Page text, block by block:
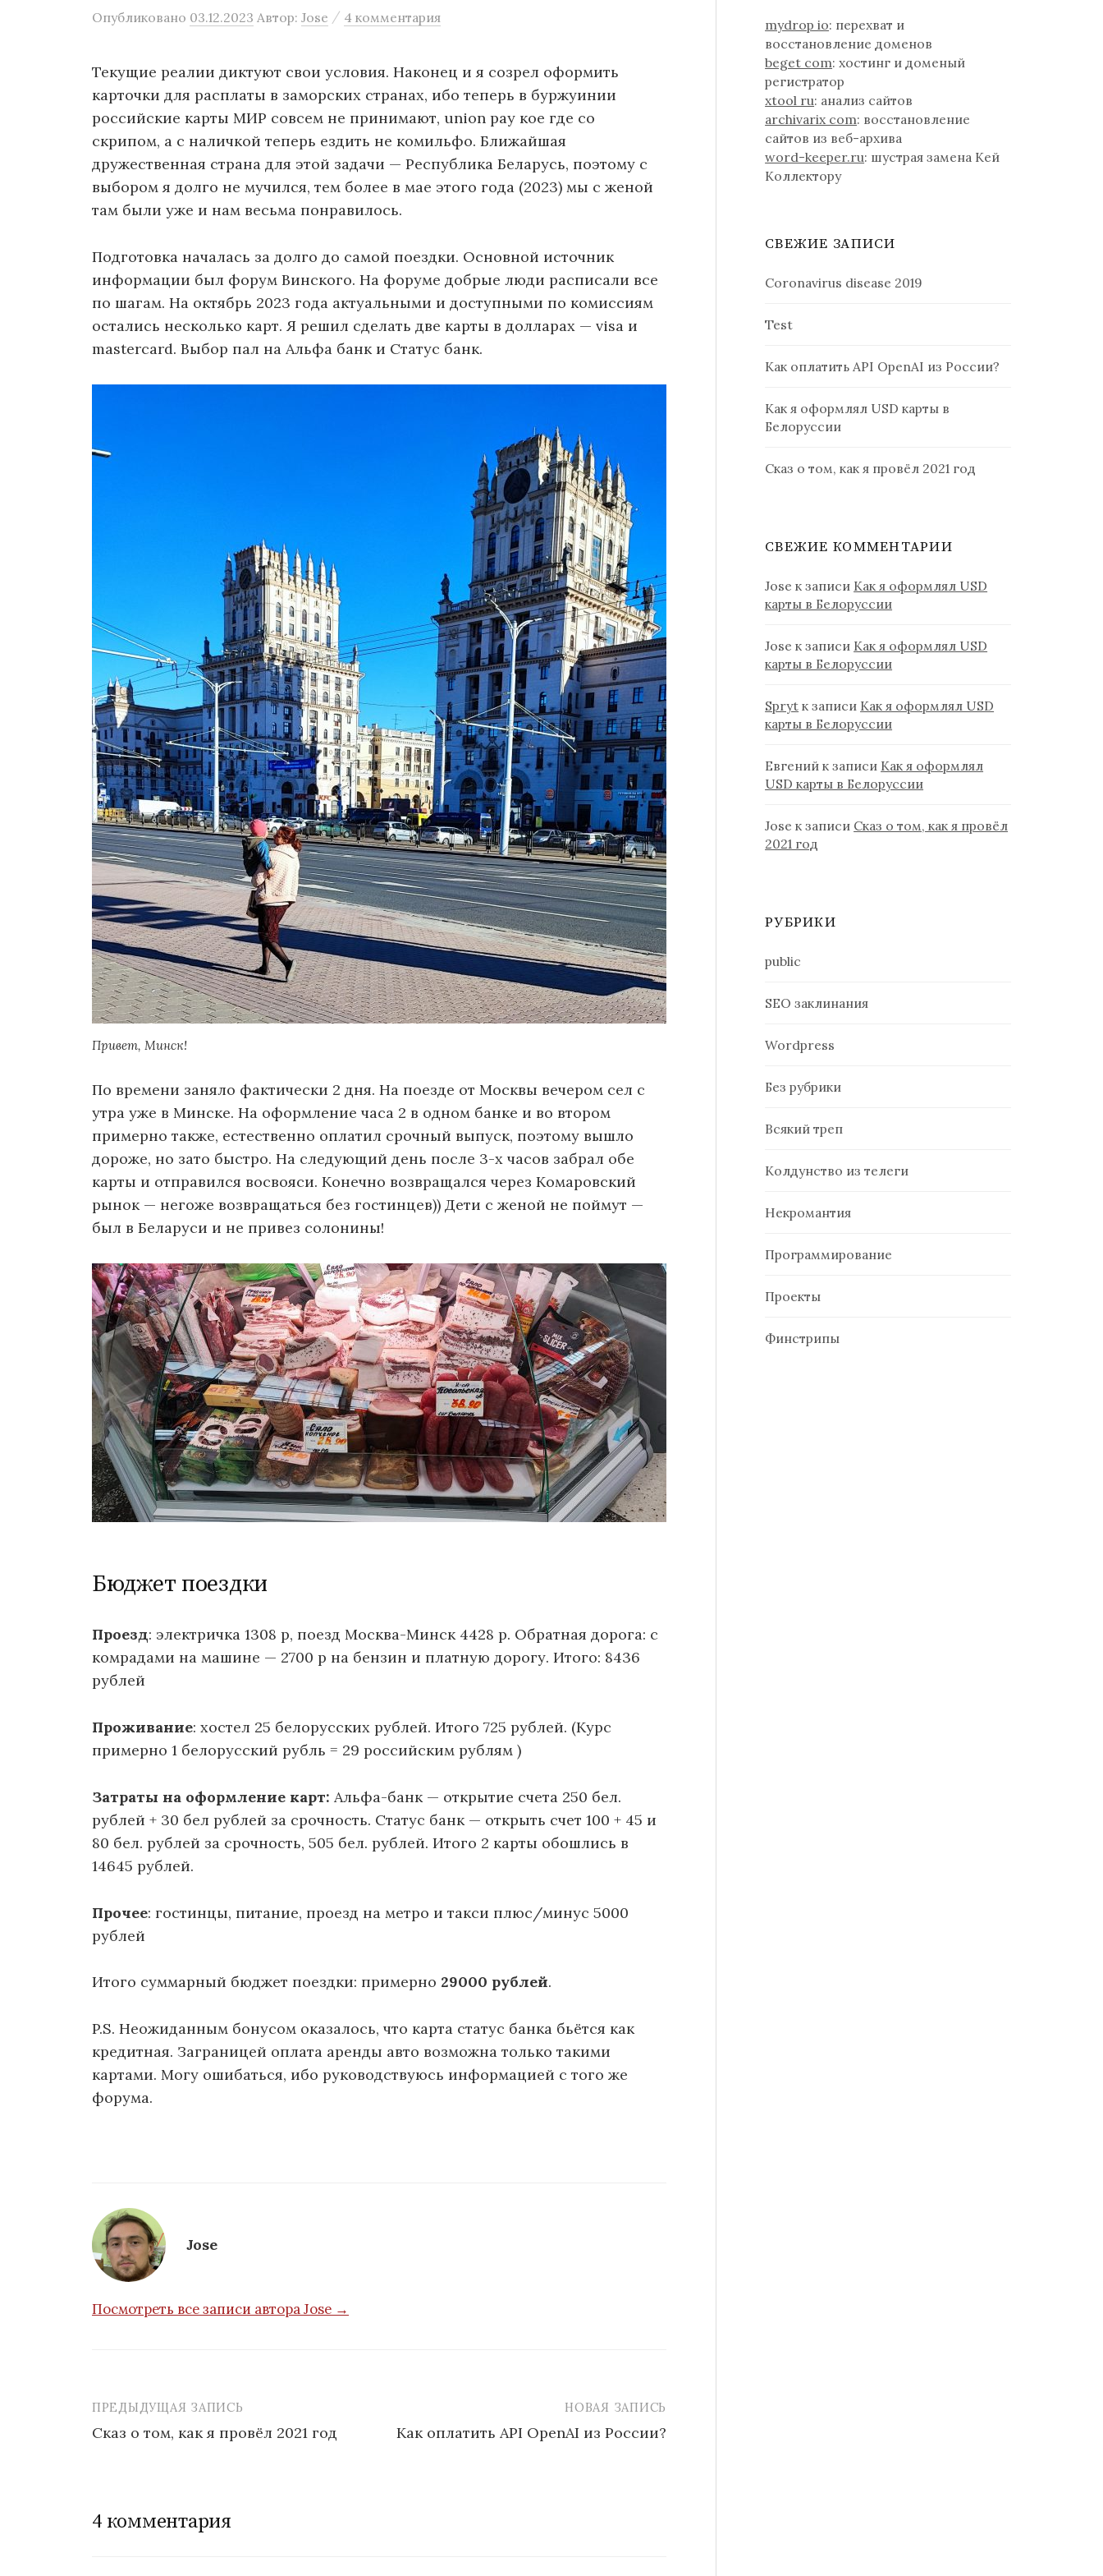
Опубликовано 03.12.2023 Автор: Jose / 4 комментария
Текущие реалии диктуют свои условия. Наконец и я созрел оформить
карточки для расплаты в заморских странах, ибо теперь в буржуинии
российские карты МИР совсем не принимают, union pay кое где со
скрипом, а с наличкой теперь ездить не комильфо. Ближайшая
дружественная страна для этой задачи — Республика Беларусь, поэтому с
выбором я долго не мучился, тем более в мае этого года (2023) мы с женой
там были уже и нам весьма понравилось.
Подготовка началась за долго до самой поездки. Основной источник
информации был форум Винского. На форуме добрые люди расписали все
по шагам. На октябрь 2023 года актуальными и доступными по комиссиям
остались несколько карт. Я решил сделать две карты в долларах — visa и
mastercard. Выбор пал на Альфа банк и Статус банк.
Привет, Минск!
По времени заняло фактически 2 дня. На поезде от Москвы вечером сел с
утра уже в Минске. На оформление часа 2 в одном банке и во втором
примерно также, естественно оплатил срочный выпуск, поэтому вышло
дороже, но зато быстро. На следующий день после 3-х часов забрал обе
карты и отправился восвояси. Конечно возвращался через Комаровский
рынок — негоже возвращаться без гостинцев)) Дети с женой не поймут —
был в Беларуси и не привез солонины!
Бюджет поездки
Проезд: электричка 1308 р, поезд Москва-Минск 4428 р. Обратная дорога: с
комрадами на машине — 2700 р на бензин и платную дорогу. Итого: 8436
рублей
Проживание: хостел 25 белорусских рублей. Итого 725 рублей. (Курс
примерно 1 белорусский рубль = 29 российским рублям )
Затраты на оформление карт: Альфа-банк — открытие счета 250 бел.
рублей + 30 бел рублей за срочность. Статус банк — открыть счет 100 + 45 и
80 бел. рублей за срочность, 505 бел. рублей. Итого 2 карты обошлись в
14645 рублей.
Прочее: гостинцы, питание, проезд на метро и такси плюс/минус 5000
рублей
Итого суммарный бюджет поездки: примерно 29000 рублей.
P.S. Неожиданным бонусом оказалось, что карта статус банка бьётся как
кредитная. Заграницей оплата аренды авто возможна только такими
картами. Могу ошибаться, ибо руководствуюсь информацией с того же
форума.
Jose
Посмотреть все записи автора Jose →
в
ПРЕДЫДУЩАЯ ЗАПИСЬ
Сказ о том, как я провёл 2021 год
НОВАЯ ЗАПИСЬ
Как оплатить API OpenAI из России?
4 комментария
mydrop io: перехват и
восстановление доменов
beget com: хостинг и доменый
регистратор
xtool ru: анализ сайтов
archivarix com: восстановление
сайтов из веб-архива
word-keeper.ru: шустрая замена Кей
Коллектору
СВЕЖИЕ ЗАПИСИ
Coronavirus disease 2019
Test
Как оплатить API OpenAI из России?
Как я оформлял USD карты в
Белоруссии
Сказ о том, как я провёл 2021 год
СВЕЖИЕ КОММЕНТАРИИ
Jose к записи Как я оформлял USD
карты в Белоруссии
Jose к записи Как я оформлял USD
карты в Белоруссии
Spryt к записи Как я оформлял USD
карты в Белоруссии
Евгений к записи Как я оформлял
USD карты в Белоруссии
Jose к записи Сказ о том, как я провёл
2021 год
РУБРИКИ
public
SEO заклинания
Wordpress
Без рубрики
Всякий треп
Колдунство из телеги
Некромантия
Программирование
Проекты
Финстрипы